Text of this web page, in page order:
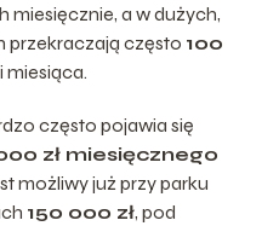
miesięcznie, a w dużych,
przekraczają często 100
miesiąca.
często pojawia się
zł miesięcznego
możliwy już przy parku
150 000 zł, pod